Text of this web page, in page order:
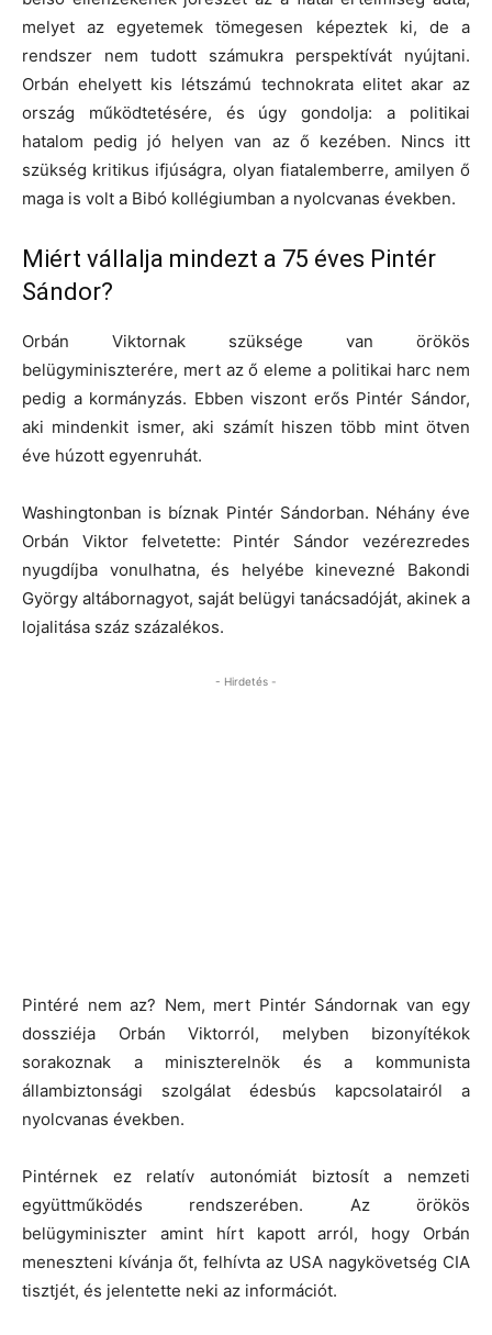
melyet az egyetemek tömegesen képeztek ki, de a
rendszer nem tudott számukra perspektívát nyújtani.
Orbán ehelyett kis létszámú technokrata elitet akar az
ország működtetésére, és úgy gondolja: a politikai
hatalom pedig jó helyen van az ő kezében. Nincs itt
szükség kritikus ifjúságra, olyan fiatalemberre, amilyen ő
maga is volt a Bibó kollégiumban a nyolcvanas években.
Miért vállalja mindezt a 75 éves Pintér
Sándor?
Orbán Viktornak szüksége van örökös
belügyminiszterére, mert az ő eleme a politikai harc nem
pedig a kormányzás. Ebben viszont erős Pintér Sándor,
aki mindenkit ismer, aki számít hiszen több mint ötven
éve húzott egyenruhát.
Washingtonban is bíznak Pintér Sándorban. Néhány éve
Orbán Viktor felvetette: Pintér Sándor vezérezredes
nyugdíjba vonulhatna, és helyébe kinevezné Bakondi
György altábornagyot, saját belügyi tanácsadóját, akinek a
lojalitása száz százalékos.
- Hirdetés -
Pintéré nem az? Nem, mert Pintér Sándornak van egy
dossziéja Orbán Viktorról, melyben bizonyítékok
sorakoznak a miniszterelnök és a kommunista
állambiztonsági szolgálat édesbús kapcsolatairól a
nyolcvanas években.
Pintérnek ez relatív autonómiát biztosít a nemzeti
együttműködés rendszerében. Az örökös
belügyminiszter amint hírt kapott arról, hogy Orbán
meneszteni kívánja őt, felhívta az USA nagykövetség CIA
tisztjét, és jelentette neki az információt.